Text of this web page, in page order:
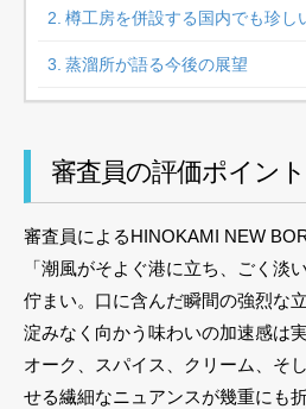
樽工房を併設する国内でも珍し
蒸溜所が語る今後の展望
審査員の評価ポイント
審査員によるHINOKAMI NEW
「潮風がそよぐ港に立ち、ごく淡
佇まい。口に含んだ瞬間の強烈な
淀みなく向かう味わいの加速感は
オーク、スパイス、クリーム、そ
せる繊細なニュアンスが幾重にも